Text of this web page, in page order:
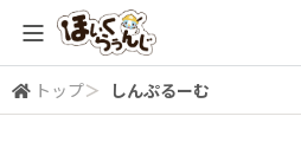
全体検索
トップ＞ しんぷるーむ